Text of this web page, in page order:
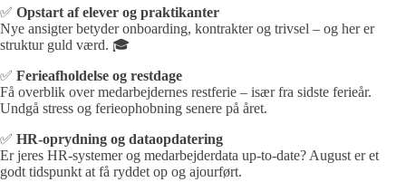
✅ Opstart af elever og praktikanter
Nye ansigter betyder onboarding, kontrakter og trivsel – og her er
struktur guld værd. 🎓
✅ Ferieafholdelse og restdage
Få overblik over medarbejdernes restferie – især fra sidste ferieår.
Undgå stress og ferieophobning senere på året.
✅ HR-oprydning og dataopdatering
Er jeres HR-systemer og medarbejderdata up-to-date? August er et
godt tidspunkt at få ryddet op og ajourført.